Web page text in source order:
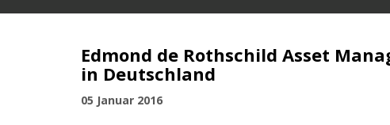
Edmond de Rothschild Asset
in Deutschland
05 Januar 2016